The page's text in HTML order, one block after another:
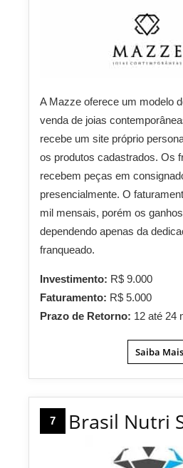
A Mazze oferece um modelo
venda de joias
recebe um site próprio
os produtos cadastrados. Os
recebem peças em
presencialmente. O
mil mensais, porém os
dependendo apenas da
franqueado.
Investimento: R$ 9.000
Faturamento: R$ 5.000
Prazo de Retorno: 12 até 24
Saiba Mais
7 Brasil Nutri